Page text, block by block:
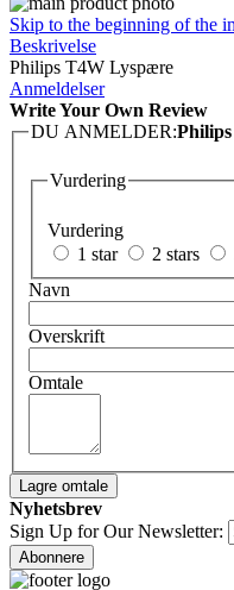
Skip to the beginning of the
Beskrivelse
Philips T4W Lyspære
Anmeldelser
Write Your Own Review
DU ANMELDER:
Vurdering
Vurdering
1 star
2 stars
Navn
Overskrift
Omtale
Lagre omtale
Nyhetsbrev
Sign Up for Our Newsletter:
Abonnere